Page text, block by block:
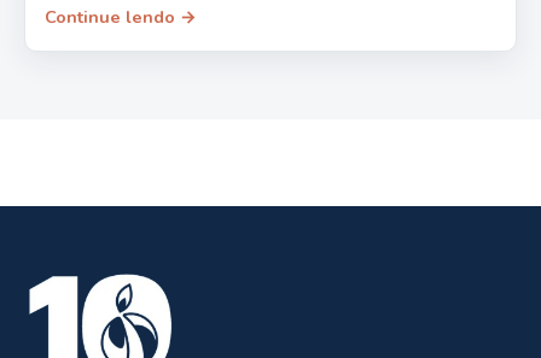
Continue lendo →